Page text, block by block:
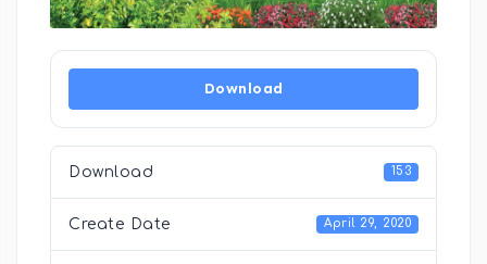
Download
Download 153
Create Date April 29, 2020